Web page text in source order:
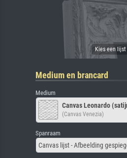
Medium en brancard
Medium
Canvas Leonardo
(Canvas Venezia)
Spanraam